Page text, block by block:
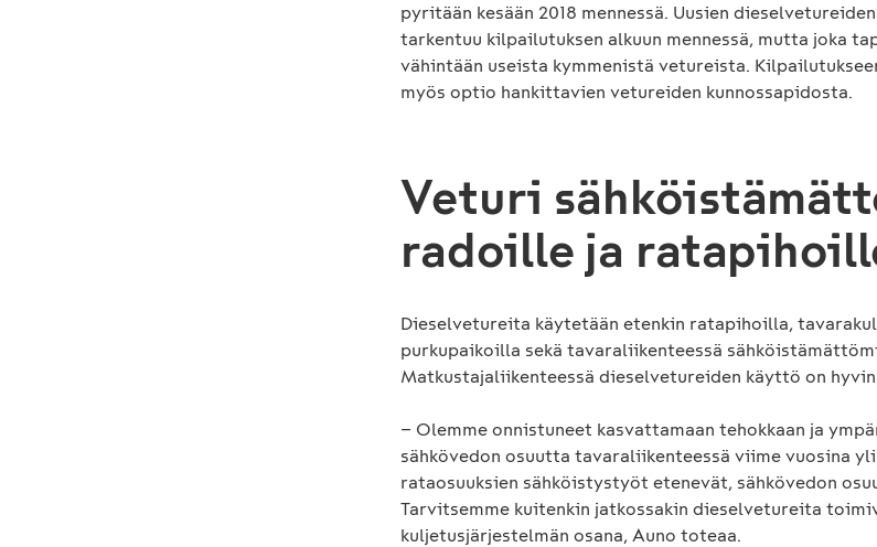
pyritään kesään 2018 mennessä. Uusien
tarkentuu kilpailutuksen alkuun mennessä, mutta joka
vähintään useista kymmenistä vetureista.
myös optio hankittavien vetureiden kunnossapidosta.
Veturi
radoille ja
Dieselvetureita käytetään etenkin ratapihoilla,
purkupaikoilla sekä tavaraliikenteessä
Matkustajaliikenteessä dieselvetureiden käyttö on
− Olemme onnistuneet kasvattamaan tehokkaan ja
sähkövedon osuutta tavaraliikenteessä viime vuosina
rataosuuksien sähköistystyöt etenevät, sähkövedon
Tarvitsemme kuitenkin jatkossakin dieselvetureita
kuljetusjärjestelmän osana, Auno toteaa.